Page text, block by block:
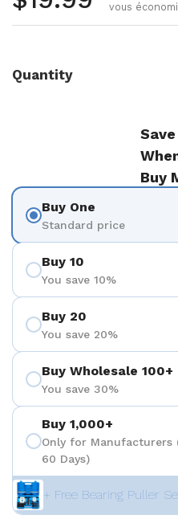
vous
Quantity
Buy
Buy One
Standard price
Buy 10
You save 10%
Buy 20
You save 20%
Buy Wholesale 100+
You save 30%
Buy 1,000+
Only for Manufacturers
60 Days)
+ Free Bearing Puller